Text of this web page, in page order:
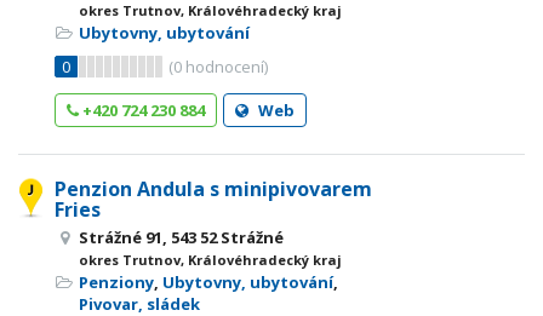
okres Trutnov, Královéhradecký kraj
Ubytovny, ubytování
0
(0 hodnocení)
+420 724 230 884
Web
Penzion Andula s minipivovarem
Fries
Strážné 91, 543 52 Strážné
okres Trutnov, Královéhradecký kraj
Penziony, Ubytovny, ubytování,
Pivovar, sládek